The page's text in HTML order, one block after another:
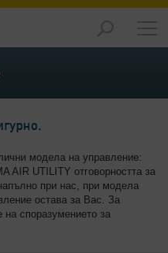
модела на управление:
AIR UTILITY отговорността за
при нас, при модела
остава за Вас. За
на споразумението за